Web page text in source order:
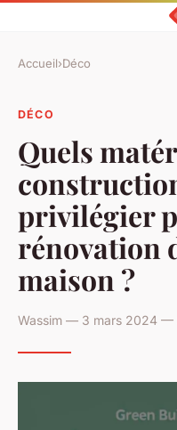
Accueil›Déco
DÉCO
Quels
privilégier
rénovation
maison ?
Wassim — 3 mars 2024 —